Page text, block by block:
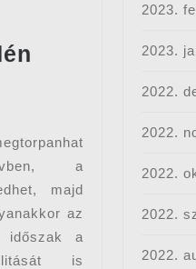
Megtorpanhat
foglalkoztatás
idén
a
majd
az
időszak a
is
2023.
2023.
2022.
2022.
2022.
2022.
2022.